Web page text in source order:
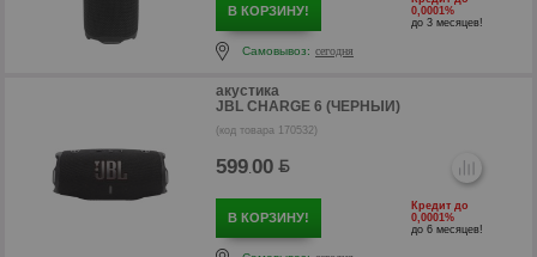
р
В КОРЗИНУ!
0,0001%
до 3 месяцев!
Самовывоз: сегодня
акустика
JBL CHARGE 6 (ЧЕРНЫЙ)
(код товара 170532)
599.00
В КОРЗИНУ!
Кредит до
0,0001%
до 6 месяцев!